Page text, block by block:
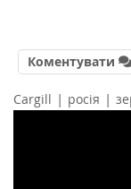
Коментувати
Cargill | росія |